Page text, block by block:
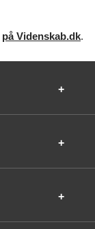
på Videnskab.dk.